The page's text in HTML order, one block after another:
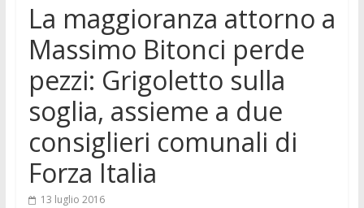
La maggioranza attorno a
Massimo Bitonci perde
pezzi: Grigoletto sulla
soglia, assieme a due
consiglieri comunali di
Forza Italia
13 luglio 2016